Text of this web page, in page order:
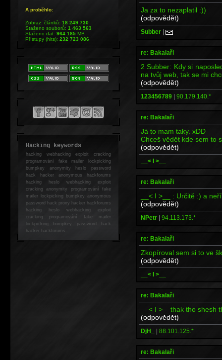
Ja za to nezaplatil :))
(odpovědět)
Subber |
re: Bakalaři
2 Subber: Kdy si
na tvůj web, tak se mi
(odpovědět)
123456789 | 90.179.140.*
re: Bakalaři
Já to mam taky. xDD
Chceš vědět kde sem to
(odpovědět)
__< I >__
re: Bakalaři
__< I >__ : Určitě :) a
(odpovědět)
NPetr | 94.113.173.*
re: Bakalaři
Zkopíroval sem si to ve
(odpovědět)
__< I >__
re: Bakalaři
__< I >__thak tho shesh
(odpovědět)
DjH_ | 88.101.125.*
re: Bakalaři
A proběhlo:
Zobraz. článků:18 249 730
Staženo souborů:1 463 563
Staženo dat:964 185MB
Přístupy (hits):232 723 086
Hacking keywords
hackingwebhacking exploit cracking
programování fake mailer lockpicking
bumpkey anonymity heslo password
hackhacker anonymous hackforums
hackingheslo webhacking exploit
cracking anonymity programování fake
mailer lockpicking bumpkey anonymous
password hack proxy hacker hackforums
hacking heslo webhacking exploit
cracking programování fake mailer
lockpicking bumpkey password hack
hackerhackforums